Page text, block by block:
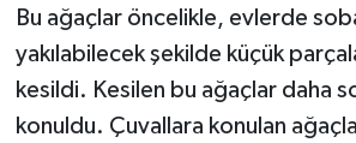
Bu ağaçlar öncelikle, evlerde
yakılabilecek şekilde küçük
kesildi. Kesilen bu ağaçlar daha
konuldu. Çuvallara konulan